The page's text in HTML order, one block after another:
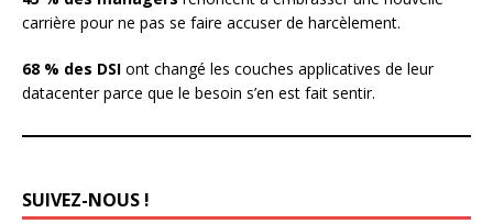
carrière pour ne pas se faire accuser de harcèlement.
68 % des DSI ont changé les couches applicatives de leur
datacenter parce que le besoin s’en est fait sentir.
SUIVEZ-NOUS !